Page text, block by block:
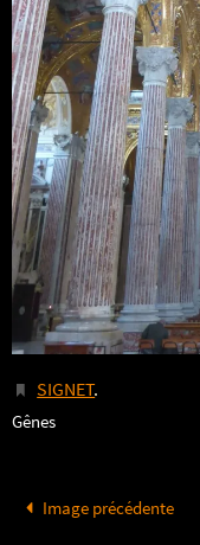
SIGNET.
Gênes
Image précédente